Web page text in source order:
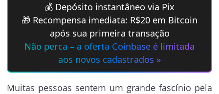
💰 Depósito instantâneo via Pix
🎁 Recompensa imediata: R$20 em Bitcoin
após sua primeira transação
Não perca – a oferta Coinbase é limitada
aos novos cadastrados »
Muitas pessoas sentem um grande fascínio pela